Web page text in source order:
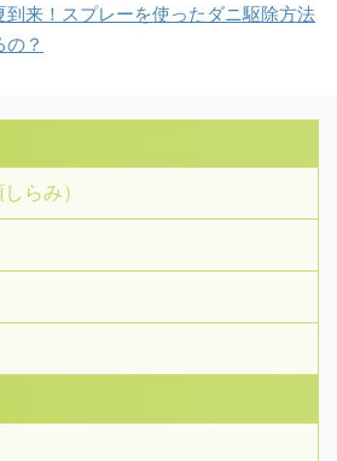
到来！スプレーを使ったダニ駆除方法
？
らみ）